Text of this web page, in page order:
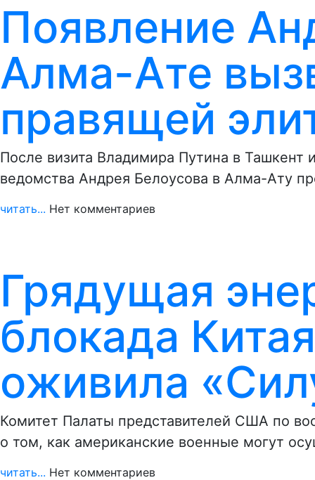
Появление
Алма-Ате
правящей
После визита Владимира Путина в Ташкент
ведомства Андрея Белоусова в Алма-Ату
читать... Нет комментариев
Грядущая
блокада
оживила
Комитет Палаты представителей США по
о том, как американские военные могут
читать... Нет комментариев